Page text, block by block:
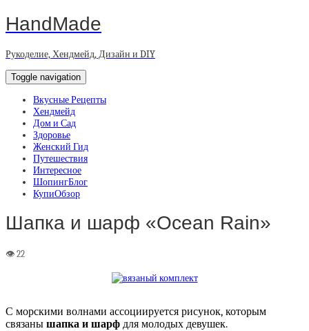
HandMade
Рукоделие, Хендмейд, Дизайн и DIY
Toggle navigation
Вкусные Рецепты
Хендмейд
Дом и Сад
Здоровье
Женский Гид
Путешествия
Интересное
ШопингБлог
КупиОбзор
Шапка и шарф «Ocean Rain»
С морскими волнами ассоциируется рисунок, которым
связаны шапка и шарф для молодых девушек.